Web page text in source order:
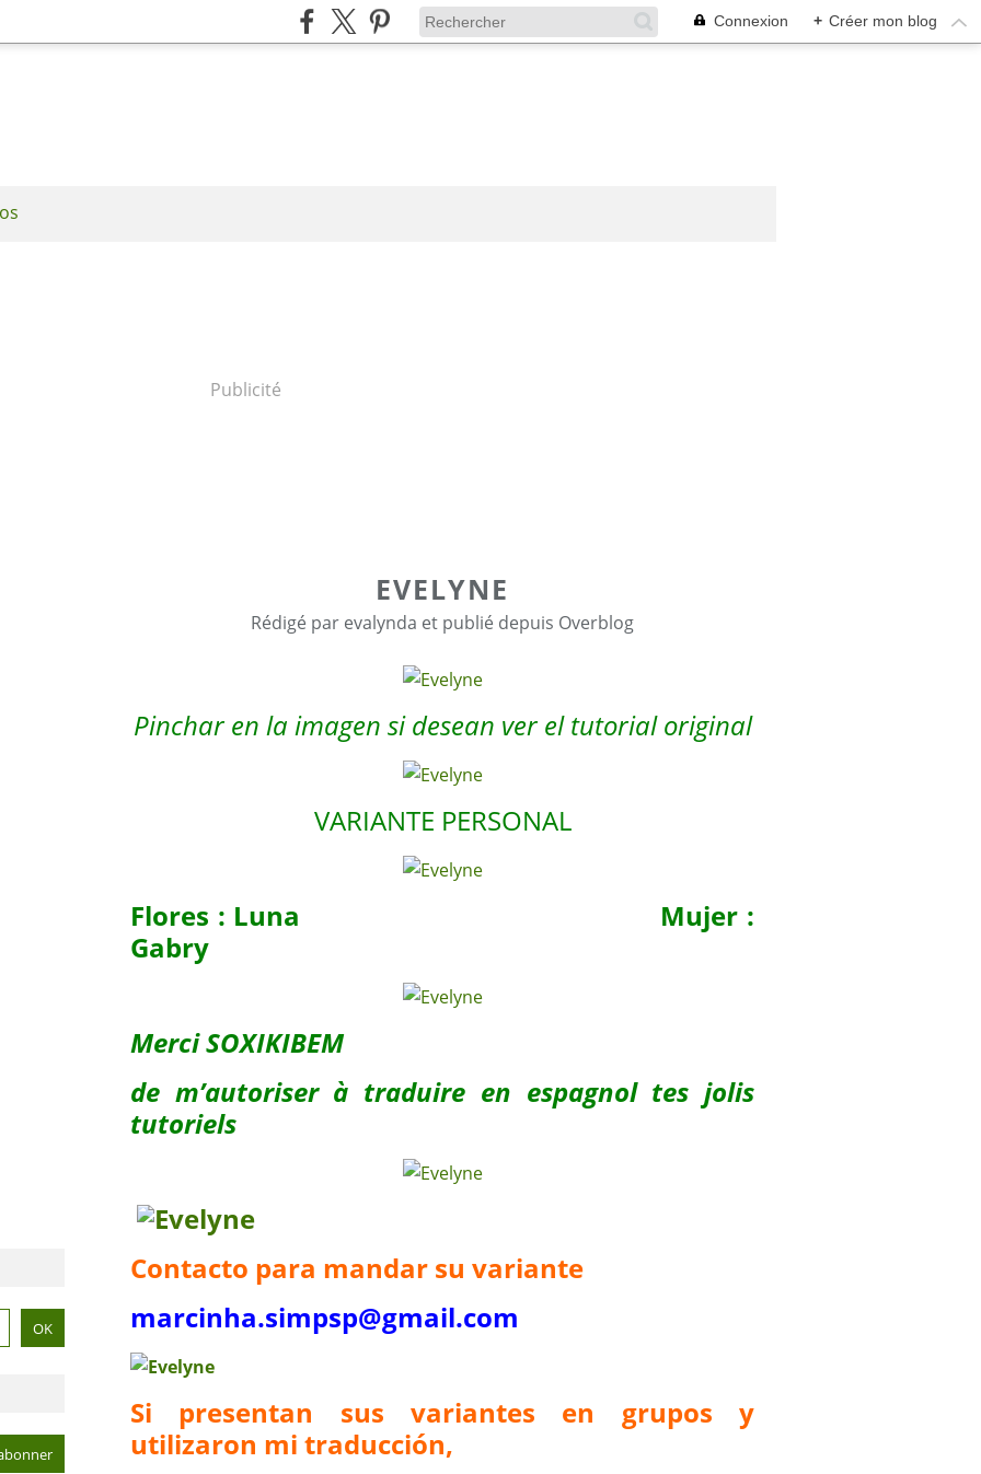
Connexion + Créer mon blog
Publicité
EVELYNE
Rédigé par evalynda et publié depuis Overblog
Pinchar en la imagen si desean ver el tutorial original
VARIANTE PERSONAL
Flores : Luna Mujer :
Gabry
Merci SOXIKIBEM
de m’autoriser à traduire en espagnol tes jolis
tutoriels
Contacto para mandar su variante
marcinha.simpsp@gmail.com
Si presentan sus variantes en grupos y
utilizaron mi traducción,